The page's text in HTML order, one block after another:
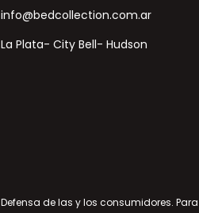
info@bedcollection.com.ar
La Plata- City Bell- Hudson
Defensa de las y los consumidores.